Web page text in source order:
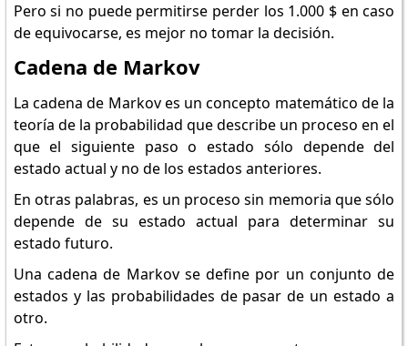
Pero si no puede permitirse perder los 1.000 $ en caso
de equivocarse, es mejor no tomar la decisión.
Cadena de Markov
La cadena de Markov es un concepto matemático de la
teoría de la probabilidad que describe un proceso en el
que el siguiente paso o estado sólo depende del
estado actual y no de los estados anteriores.
En otras palabras, es un proceso sin memoria que sólo
depende de su estado actual para determinar su
estado futuro.
Una cadena de Markov se define por un conjunto de
estados y las probabilidades de pasar de un estado a
otro.